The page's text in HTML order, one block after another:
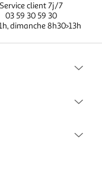
Service client 7j/7
03 59 30 59 30
dimanche 8h30>13h